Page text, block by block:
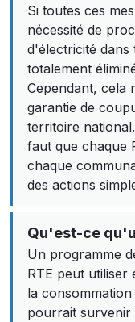
Si toutes ces
nécessité de
d'électricité
totalement
Cependant, cela
garantie de
territoire
faut que chaque
chaque
des actions
Qu'est-ce
Un programme
RTE peut
la
pourrait survenir